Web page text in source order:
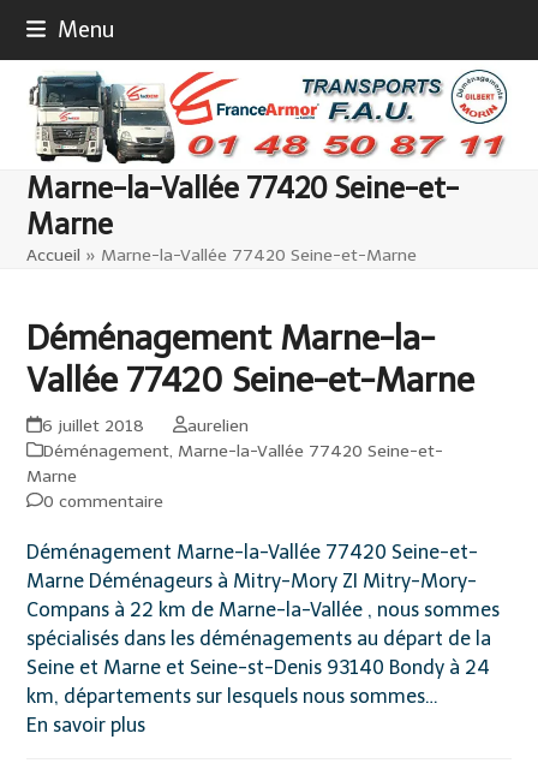
content
Menu
Marne-la-Vallée 77420 Seine-et-
Marne
Accueil » Marne-la-Vallée 77420 Seine-et-Marne
Déménagement Marne-la-
Vallée 77420 Seine-et-Marne
6 juillet 2018
aurelien
Déménagement, Marne-la-Vallée 77420 Seine-et-
Marne
0 commentaire
Déménagement Marne-la-Vallée 77420 Seine-et-
Marne Déménageurs à Mitry-Mory ZI Mitry-Mory-
Compans à 22 km de Marne-la-Vallée , nous sommes
spécialisés dans les déménagements au départ de la
Seine et Marne et Seine-st-Denis 93140 Bondy à 24
km, départements sur lesquels nous sommes…
En savoir plus